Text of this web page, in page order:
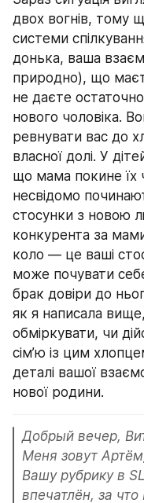
двох вогнів, тому
системи
донька, ваша
природно), що
не даєте
нового чоловіка.
ревнувати вас до
власної долі. У
що мама покине їх
несвідомо
стосунки з новою
конкурента за
коло — це ваші
може почувати
брак довіри до
як я написала
обміркувати, чи
сім’ю із цим
деталі вашої
нової родини.
Добрый вечер,
Меня зовут
Вашу рубрику в
впечатлён, за